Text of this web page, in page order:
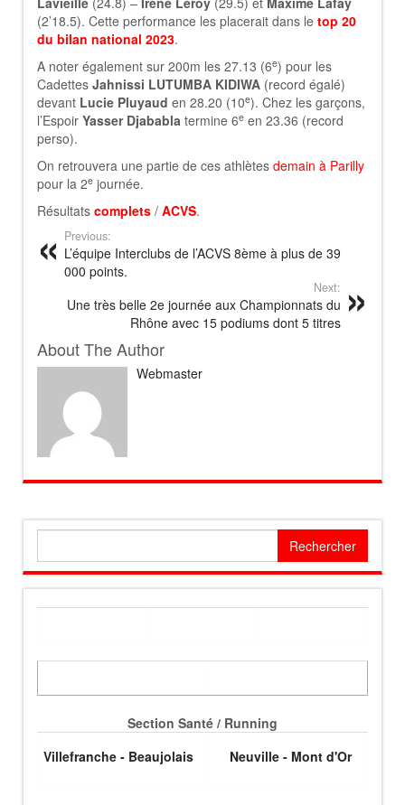
(2’18.5). Cette performance les placerait dans le top 20
du bilan national 2023.
A noter également sur 200m les 27.13 (6e) pour les
Cadettes Jahnissi LUTUMBA KIDIWA (record égalé)
devant Lucie Pluyaud en 28.20 (10e). Chez les garçons,
l’Espoir Yasser Djababla termine 6e en 23.36 (record
perso).
On retrouvera une partie de ces athlètes demain à Parilly
pour la 2e journée.
Résultats complets / ACVS.
Previous:
L’équipe Interclubs de l’ACVS 8ème à plus de 39
000 points.
Next:
Une très belle 2e journée aux Championnats du
Rhône avec 15 podiums dont 5 titres
About The Author
Webmaster
Section Santé / Running
Villefranche - Beaujolais
Neuville - Mont d'Or